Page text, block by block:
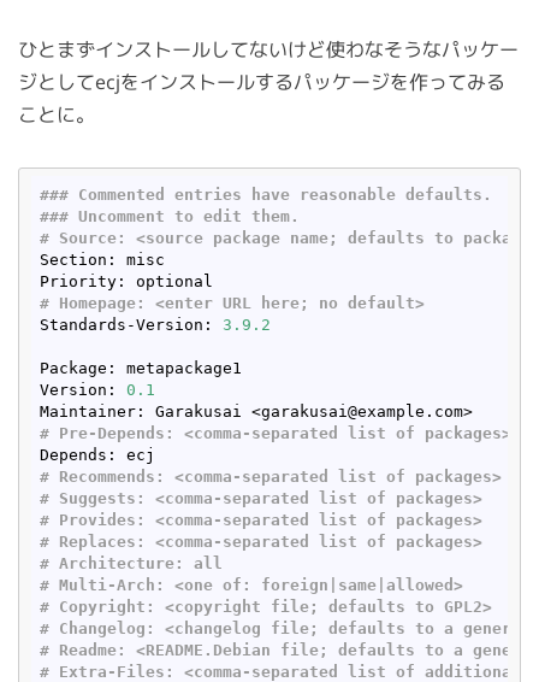
ひとまずインストールしてないけど使わなそうなパッケー
ジとしてecjをインストールするパッケージを作ってみる
ことに。
### Commented entries have reasonable defaults.
### Uncomment to edit them.
# Source: <source package name; defaults to package
Section: misc
# Homepage: <enter URL here; no default>
Standards-Version: 3.9 .2
Package: metapackage1
Version: 0.1
Maintainer: Garakusai <garakusai@example.com>
# Pre-Depends: <comma-separated list of packages>
# Recommends: <comma-separated list of packages>
# Suggests: <comma-separated list of packages>
# Provides: <comma-separated list of packages>
# Replaces: <comma-separated list of packages>
# Architecture: all
# Multi-Arch: <one of: foreign|same|allowed>
# Copyright: <copyright file; defaults to GPL2>
# Changelog: <changelog file; defaults to a generic
# Readme: <README.Debian file; defaults to a
# Extra-Files: <comma-separated list of